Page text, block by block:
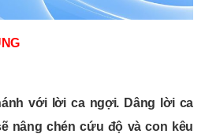
với lời ca ngợi. Dâng lời ca
nâng chén cứu độ và con kêu